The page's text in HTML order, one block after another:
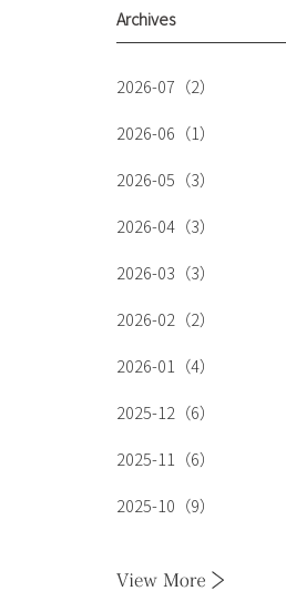
Archives
2026-07（2）
2026-06（1）
2026-05（3）
2026-04（3）
2026-03（3）
2026-02（2）
2026-01（4）
2025-12（6）
2025-11（6）
2025-10（9）